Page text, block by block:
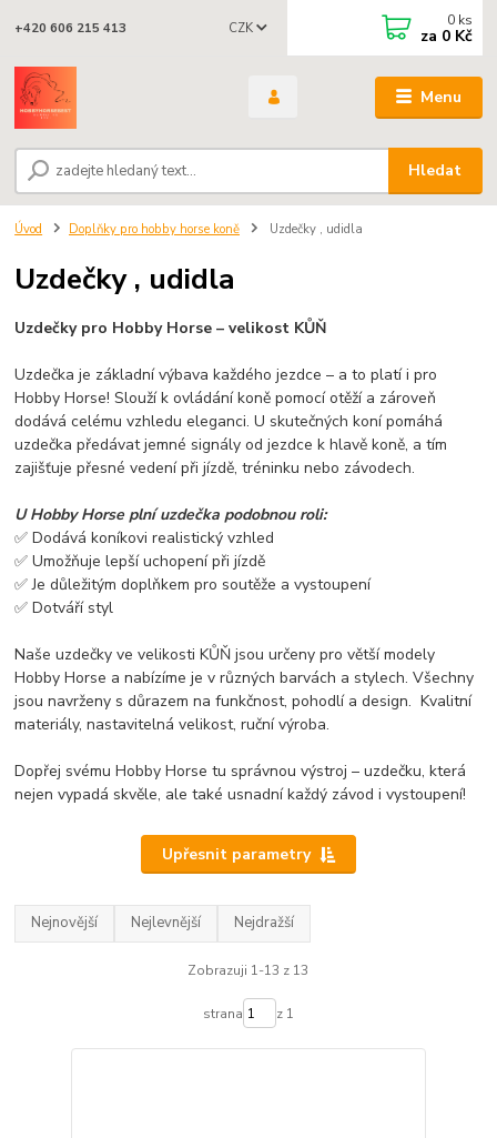
Menu
CZK
Hledat
+420 606 215 413 0 ks
za 0 Kč
Úvod Doplňky pro hobby horse koně Uzdečky , udidla
Uzdečky , udidla
Uzdečky pro Hobby Horse – velikost KŮŇ
Uzdečka je základní výbava každého jezdce – a to platí i pro
Hobby Horse! Slouží k ovládání koně pomocí otěží a zároveň
dodává celému vzhledu eleganci. U skutečných koní pomáhá
uzdečka předávat jemné signály od jezdce k hlavě koně, a tím
zajišťuje přesné vedení při jízdě, tréninku nebo závodech.
U Hobby Horse plní uzdečka podobnou roli:
✅ Dodává koníkovi realistický vzhled
✅ Umožňuje lepší uchopení při jízdě
✅ Je důležitým doplňkem pro soutěže a vystoupení
✅ Dotváří styl
Naše uzdečky ve velikosti KŮŇ jsou určeny pro větší modely
Hobby Horse a nabízíme je v různých barvách a stylech. Všechny
jsou navrženy s důrazem na funkčnost, pohodlí a design. Kvalitní
materiály, nastavitelná velikost, ruční výroba.
Dopřej svému Hobby Horse tu správnou výstroj – uzdečku, která
nejen vypadá skvěle, ale také usnadní každý závod i vystoupení!
Upřesnit parametry
Nejnovější Nejlevnější Nejdražší
Zobrazuji 1-13 z 13
strana z 1